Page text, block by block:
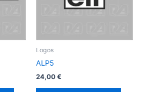
Logos
ALP5
24,00€